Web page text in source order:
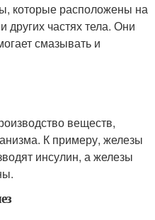
которые расположены на
других частях тела. Они
смазывать и
веществ,
К примеру, железы
инсулин, а железы